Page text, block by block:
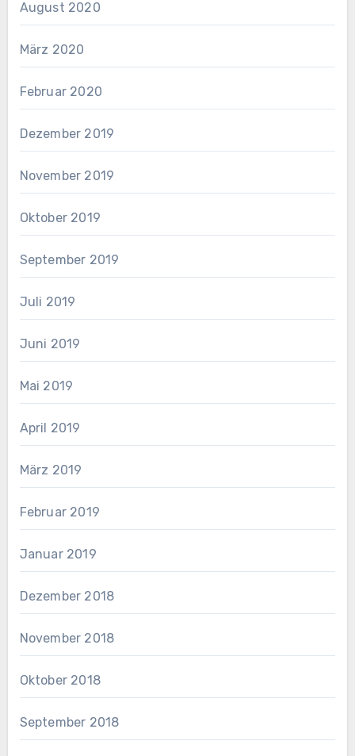
August 2020
März 2020
Februar 2020
Dezember 2019
November 2019
Oktober 2019
September 2019
Juli 2019
Juni 2019
Mai 2019
April 2019
März 2019
Februar 2019
Januar 2019
Dezember 2018
November 2018
Oktober 2018
September 2018